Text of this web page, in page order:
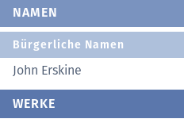
NAMEN
Bürgerliche Namen
John Erskine
WERKE